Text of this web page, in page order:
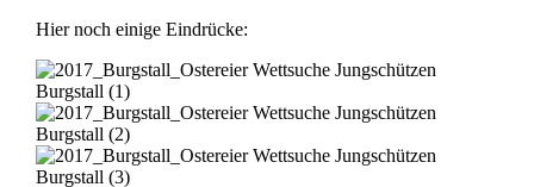
Hier noch einige Eindrücke: